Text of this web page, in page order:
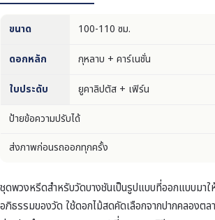
ขนาด 100-110 ซม.
ดอกหลัก กุหลาบ + คาร์เนชั่น
ใบประดับ
ยูคาลิปตัส + เฟิร์น
ป้ายข้อความปรับได้
ส่งภาพก่อนรถออกทุกครั้ง
ชุดพวงหรีดสำหรับวัดบางชันเป็นรูปแบบที่ออกแบบมา
อภิธรรมของวัด ใช้ดอกไม้สดคัดเลือกจากปากคลองตล